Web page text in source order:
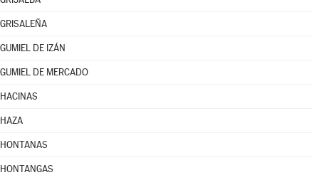
GRISALEÑA
GUMIEL DE IZÁN
GUMIEL DE MERCADO
HACINAS
HAZA
HONTANAS
HONTANGAS